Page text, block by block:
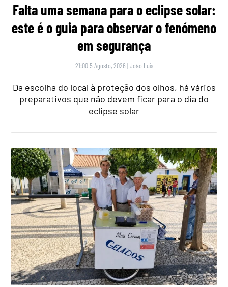
Falta uma semana para o eclipse solar:
este é o guia para observar o fenómeno
em segurança
21:00 5 Agosto, 2026 |João Luís
Da escolha do local à proteção dos olhos, há vários
preparativos que não devem ficar para o dia do
eclipse solar